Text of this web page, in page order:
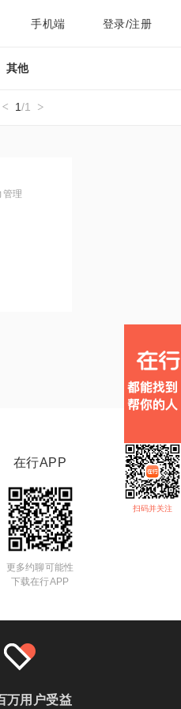
手机端 登录/注册
其他
1/1
管理
扫码并关注
在行APP
更多约聊可能性
下载在行APP
万用户受益